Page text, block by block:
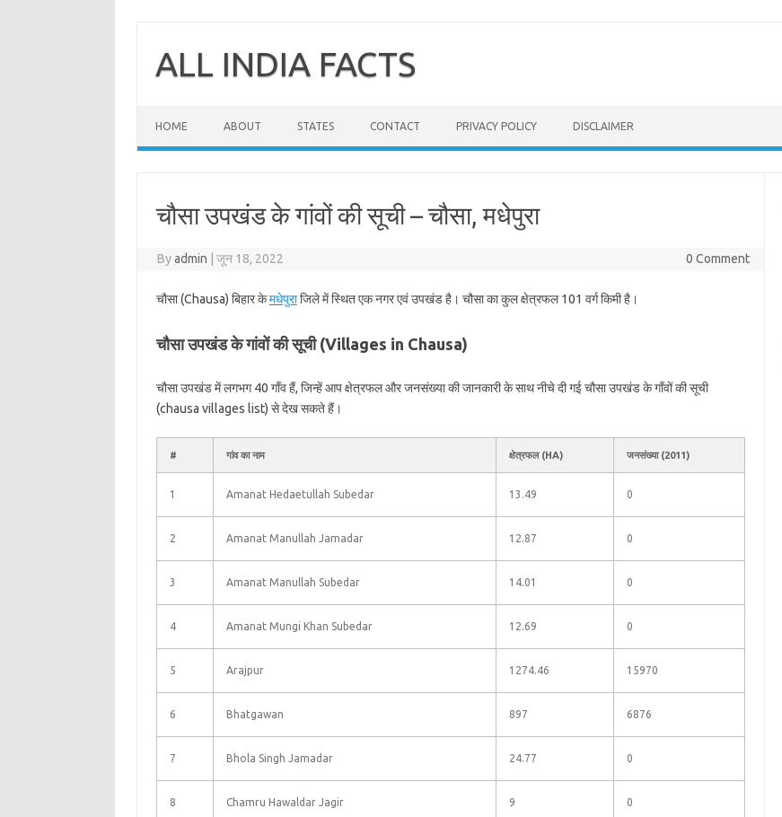
contentALL INDIA FACTS
HOME ABOUT STATES CONTACT PRIVACY POLICY DISCLAIMER
चौसा उपखंड के गांवों की सूची – चौसा, मधेपुरा
Byadmin जून 18, 2022 0 Comment
चौसा (Chausa) बिहार केमधेपुराजिले में स्थित एक नगर एवं उपखंड है। चौसा का कुल क्षेत्रफल 101 वर्ग किमी है।
चौसा उपखंड के गांवों की सूची (Villages in Chausa)
चौसा उपखंड में लगभग 40 गाँव हैं, जिन्हें आप क्षेत्रफल और जनसंख्या की जानकारी के साथ नीचे दी गई चौसा उपखंड के गाँवों की सूची
(chausa villages list) से देख सकते हैं।
# गांव का नाम क्षेत्रफल (HA) जनसंख्या (2011)
1 Amanat Hedaetullah Subedar 13.49 0
2 Amanat Manullah Jamadar 12.87 0
3 Amanat Manullah Subedar 14.01 0
4 Amanat Mungi Khan Subedar 12.69 0
5 Arajpur 1274.46 15970
6 Bhatgawan 897 6876
7 Bhola Singh Jamadar 24.77 0
8 Chamru Hawaldar Jagir 9 0